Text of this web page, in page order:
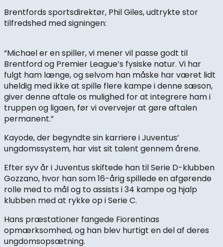
Brentfords sportsdirektør, Phil Giles, udtrykte stor
tilfredshed med signingen:
“Michael er en spiller, vi mener vil passe godt til
Brentford og Premier League’s fysiske natur. Vi har
fulgt ham længe, og selvom han måske har været lidt
uheldig med ikke at spille flere kampe i denne sæson,
giver denne aftale os mulighed for at integrere ham i
truppen og ligaen, før vi overvejer at gøre aftalen
permanent.”
Kayode, der begyndte sin karriere i Juventus’
ungdomssystem, har vist sit talent gennem årene.
Efter syv år i Juventus skiftede han til Serie D-klubben
Gozzano, hvor han som 16-årig spillede en afgørende
rolle med to mål og to assists i 34 kampe og hjalp
klubben med at rykke op i Serie C.
Hans præstationer fangede Fiorentinas
opmærksomhed, og han blev hurtigt en del af deres
ungdomsopsætning.